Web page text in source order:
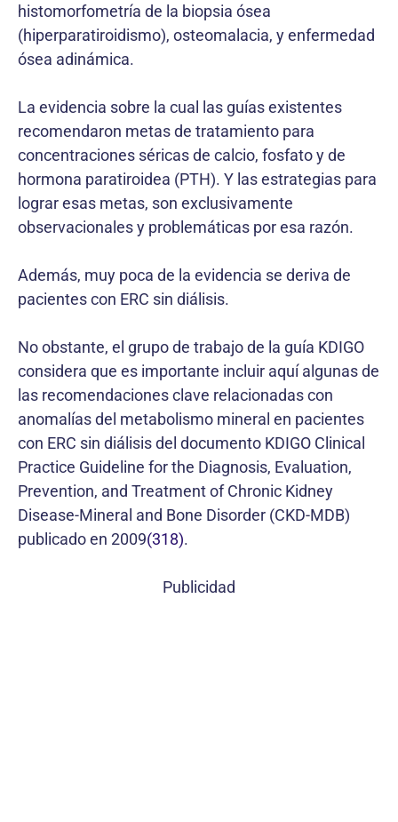
histomorfometría de la biopsia ósea
(hiperparatiroidismo), osteomalacia, y enfermedad
ósea adinámica.
La evidencia sobre la cual las guías existentes
recomendaron metas de tratamiento para
concentraciones séricas de calcio, fosfato y de
hormona paratiroidea (PTH). Y las estrategias para
lograr esas metas, son exclusivamente
observacionales y problemáticas por esa razón.
Además, muy poca de la evidencia se deriva de
pacientes con ERC sin diálisis.
No obstante, el grupo de trabajo de la guía KDIGO
considera que es importante incluir aquí algunas de
las recomendaciones clave relacionadas con
anomalías del metabolismo mineral en pacientes
con ERC sin diálisis del documento KDIGO Clinical
Practice Guideline for the Diagnosis, Evaluation,
Prevention, and Treatment of Chronic Kidney
Disease-Mineral and Bone Disorder (CKD-MDB)
publicado en 2009(318).
Publicidad